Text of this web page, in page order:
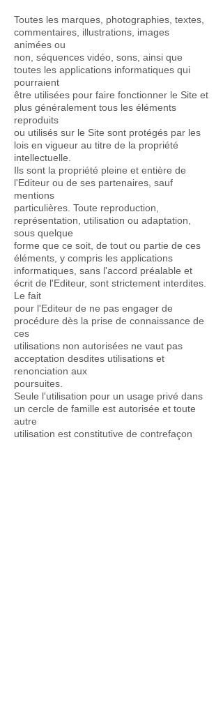
Toutes les marques, photographies, textes,
commentaires, illustrations, images
animées ou
non, séquences vidéo, sons, ainsi que
toutes les applications informatiques qui
pourraient
être utilisées pour faire fonctionner le Site et
plus généralement tous les éléments
reproduits
ou utilisés sur le Site sont protégés par les
lois en vigueur au titre de la propriété
intellectuelle.
Ils sont la propriété pleine et entière de
l'Editeur ou de ses partenaires, sauf
mentions
particulières. Toute reproduction,
représentation, utilisation ou adaptation,
sous quelque
forme que ce soit, de tout ou partie de ces
éléments, y compris les applications
informatiques, sans l'accord préalable et
écrit de l'Editeur, sont strictement interdites.
Le fait
pour l'Editeur de ne pas engager de
procédure dès la prise de connaissance de
ces
utilisations non autorisées ne vaut pas
acceptation desdites utilisations et
renonciation aux
poursuites.
Seule l'utilisation pour un usage privé dans
un cercle de famille est autorisée et toute
autre
utilisation est constitutive de contrefaçon